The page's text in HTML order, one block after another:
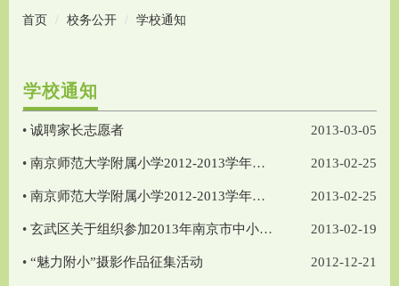
首页 校务公开 学校通知
学校通知
• 诚聘家长志愿者 2013-03-05
• 南京师范大学附属小学2012-2013学年度第二学期作息时间表 2013-02-25
• 南京师范大学附属小学2012-2013学年度第二学期总课表 2013-02-25
• 玄武区关于组织参加2013年南京市中小学电脑制作活动的通知 2013-02-19
• “魅力附小”摄影作品征集活动 2012-12-21